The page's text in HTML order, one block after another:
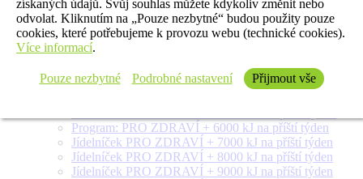
získaných údajů. Svůj souhlas můžete kdykoliv změnit nebo
odvolat. Kliknutím na „Pouze nezbytné“ budou použity pouze
cookies, které potřebujeme k provozu webu (technické cookies).
Více informací.
Pouze nezbytné Podrobné nastavení Přijmout vše
Jídelníček VEGETARIÁN 5000 kJ na příští týden
Jídelníček VEGETARIÁN 6000 kJ na příští týden
Jídelníček VEGETARIÁN 7000 kJ na příští týden
Jídelníček VEGETARIÁN 8000 kJ na příští týden
Jídelníček VEGETARIÁN 9000 kJ na příští týden
Jídelníček VEGETARIÁN 10000 kJ na příští týden
Program: PRO ZDRAVÍ + 6000 kJ na příští týden
Jídelníček PRO ZDRAVÍ + 7000 kJ na příští týden
Jídelníček PRO ZDRAVÍ + 8000 kJ na příští týden
Jídelníček PRO ZDRAVÍ + 9000 kJ na příští týden